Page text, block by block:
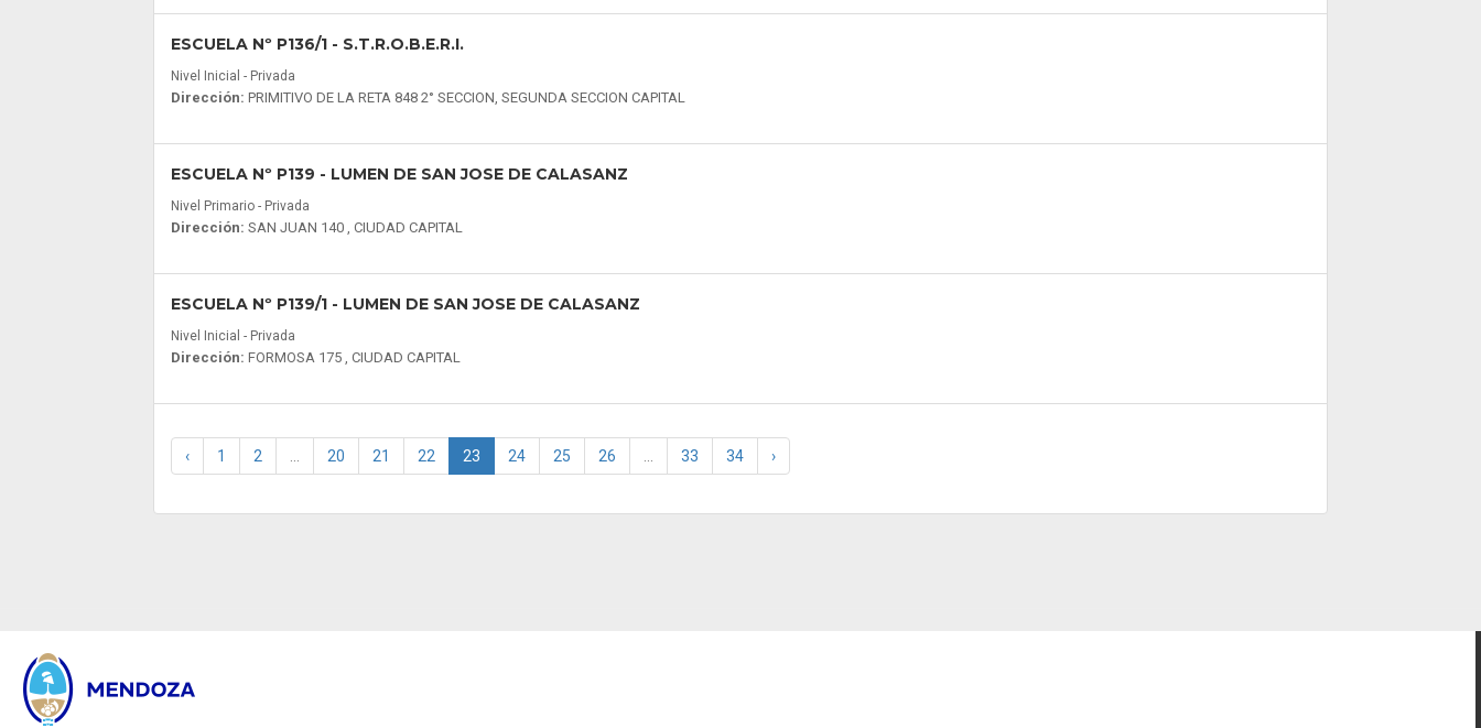
ESCUELA Nº P136/1- S.T.R.O.B.E.R.I.
Nivel Inicial - Privada
Dirección: PRIMITIVO DE LA RETA 848 2° SECCION, SEGUNDA SECCION CAPITAL
ESCUELA Nº P139 - LUMEN DE SAN JOSE DE CALASANZ
Nivel Primario - Privada
Dirección: SAN JUAN 140 , CIUDAD CAPITAL
ESCUELA Nº P139/1- LUMEN DE SAN JOSE DE CALASANZ
Nivel Inicial - Privada
Dirección: FORMOSA 175 , CIUDAD CAPITAL
‹ 1 2 20 21 22 23 24 25 26 33 34 ›